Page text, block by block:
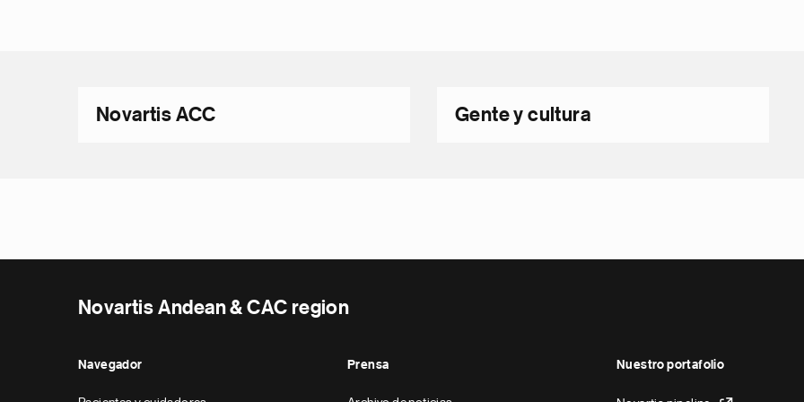
Novartis ACC Gente y cultura
Novartis Andean & CAC region
Navegador Prensa Nuestro portafolio